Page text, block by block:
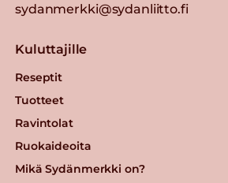
sydanmerkki@sydanliitto.fi
Kuluttajille
Reseptit
Tuotteet
Ravintolat
Ruokaideoita
Mikä Sydänmerkki on?